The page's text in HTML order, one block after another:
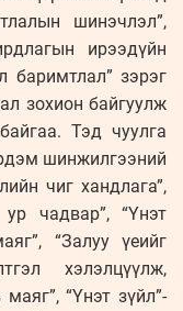
шинэчлэл”,
ирээдүйн
баримтлал” зэрэг
зохион байгуулж
Тэд чуулга
шинжилгээний
чиг хандлага”,
чадвар”, “Үнэт
“Залуу үеийг
хэлэлцүүлж,
“Үнэт зүйл”-